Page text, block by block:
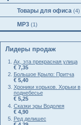
Товары для офиса (4)
MP3 (1)
Лидеры продаж
Ах, эта прекрасная улица
€ 7,35
Большое Крыло: Притча
€ 5,40
Хроники хорьков. Хорьки в
поднебесье
€ 5,25
Сказки эры Водолея
€ 4,90
Ред делишес